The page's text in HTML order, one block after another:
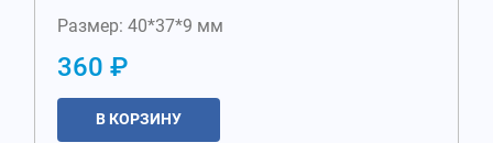
Размер: 40*37*9 мм
360 ₽
В КОРЗИНУ